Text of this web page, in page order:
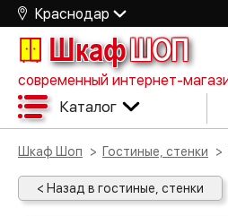
Краснодар
ШкафШОП
современный интернет-
Каталог
Шкаф Шоп Гостиные, стенки
< Назад в гостиные, стенки